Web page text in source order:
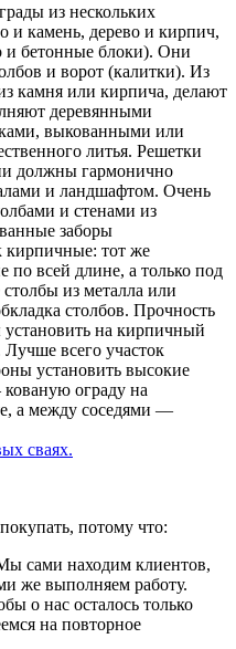
из нескольких
и камень, дерево и кирпич,
и бетонные блоки). Они
и ворот (калитки). Из
камня или кирпича, делают
деревянными
выкованными или
литья. Решетки
должны гармонично
и ландшафтом. Очень
и стенами из
заборы
кирпичные: тот же
по всей длине, а только под
из металла или
столбов. Прочность
установить на кирпичный
всего участок
установить высокие
ограду на
а между соседями —
сваях.
потому что:
сами находим клиентов,
же выполняем работу.
о нас осталось только
на повторное